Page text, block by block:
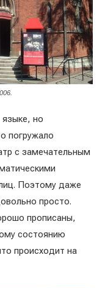
но
погружало
с замечательным
Поэтому даже
просто.
прописаны,
состоянию
происходит на